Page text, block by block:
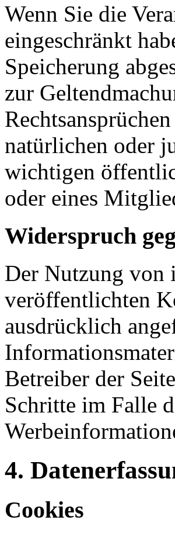
Wenn Sie die
eingeschränkt
Speicherung
zur
natürlichen oder
wichtigen
oder eines
Widerspruch
Der Nutzung von
veröffentlichten
ausdrücklich
Betreiber der
Schritte im Falle
4.
Cookies